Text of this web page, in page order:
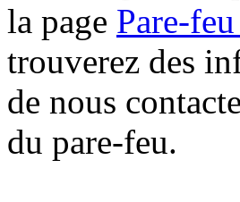
la page Pare-
trouverez des
de nous
du pare-feu.